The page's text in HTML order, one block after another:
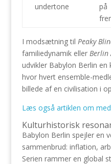
undertone
på
I modsætning til Peaky
familiedynamik eller Berlin
udvikler Babylon Berlin
hvor hvert ensemble-
billede af en civilisation i
Læs også artiklen om
Kulturhistorisk
Babylon Berlin spejler en
sammenbrud: inflation,
Serien rammer en global